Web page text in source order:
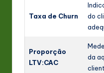
Taxa de Churn
do
Proporção
LTV:CAC
da